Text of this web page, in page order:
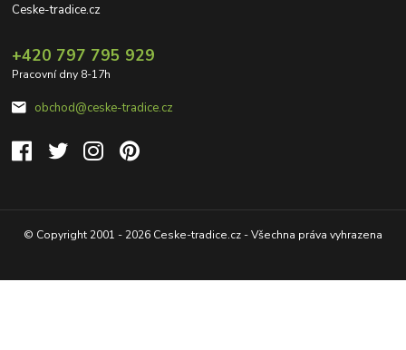
Ceske-tradice.cz
+420 797 795 929
Pracovní dny 8-17h
obchod@ceske-tradice.cz
© Copyright 2001 - 2026 Ceske-tradice.cz - Všechna práva vyhrazena